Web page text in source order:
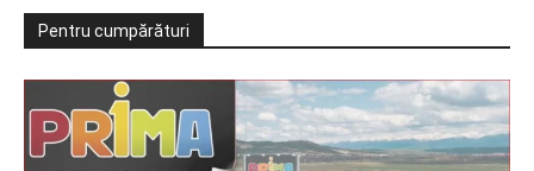
Pentru cumpărături